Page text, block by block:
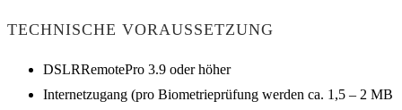
TECHNISCHE VORAUSSETZUNG
DSLRRemotePro 3.9 oder höher
Internetzugang (pro Biometrieprüfung werden ca. 1,5 – 2 MB